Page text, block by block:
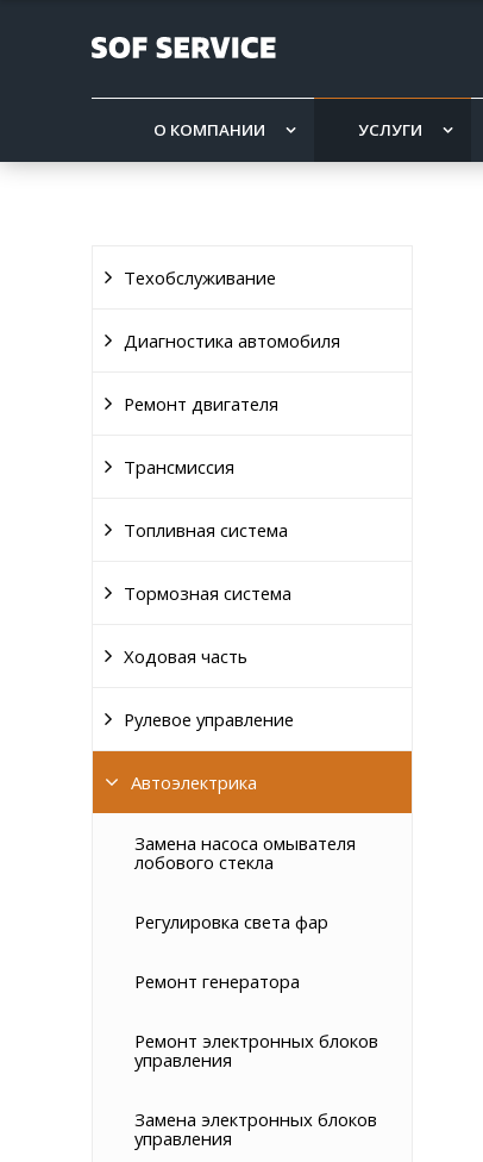
О КОМПАНИИ УСЛУГИ
Техобслуживание
Диагностика автомобиля
Ремонт двигателя
Трансмиссия
Топливная система
Тормозная система
Ходовая часть
Рулевое управление
Автоэлектрика
Замена насоса омывателя
лобового стекла
Регулировка света фар
Ремонт генератора
Ремонт электронных блоков
управления
Замена электронных блоков
управления